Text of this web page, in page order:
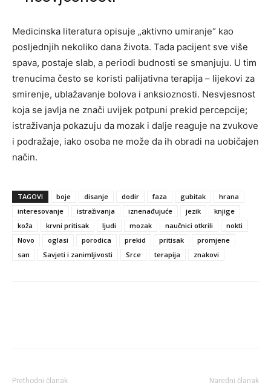
Medicinska literatura opisuje „aktivno umiranje“ kao
posljednjih nekoliko dana života. Tada pacijent sve više
spava, postaje slab, a periodi budnosti se smanjuju. U tim
trenucima često se koristi palijativna terapija – lijekovi za
smirenje, ublažavanje bolova i anksioznosti. Nesvjesnost
koja se javlja ne znači uvijek potpuni prekid percepcije;
istraživanja pokazuju da mozak i dalje reaguje na zvukove
i podražaje, iako osoba ne može da ih obradi na uobičajen
način.
TAGOVI boje disanje dodir faza gubitak
hrana
interesovanje
istraživanja iznenađujuće jezik
knjige
koža
krvni pritisak ljudi mozak naučnici otkrili
nokti
Novo
oglasi porodica prekid pritisak
promjene
san
Savjeti i zanimljivosti Srce terapija znakovi
Prethodni članak Naredni članak